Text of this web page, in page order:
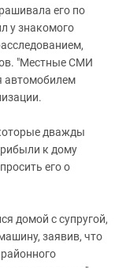
его по
у знакомого
"Местные СМИ
автомобилем
дважды
к дому
его о
домой с супругой,
заявив, что